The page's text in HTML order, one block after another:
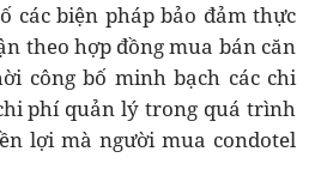
các biện pháp bảo đảm thực
theo hợp đồng mua bán căn
công bố minh bạch các chi
phí quản lý trong quá trình
lợi mà người mua condotel